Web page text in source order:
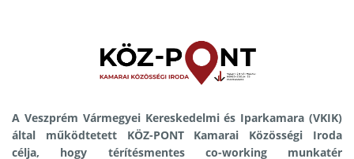
A Veszprém Vármegyei Kereskedelmi és Iparkamara (VKIK)
által működtetett KÖZ-PONT Kamarai Közösségi Iroda
célja, hogy térítésmentes co-working munkatér